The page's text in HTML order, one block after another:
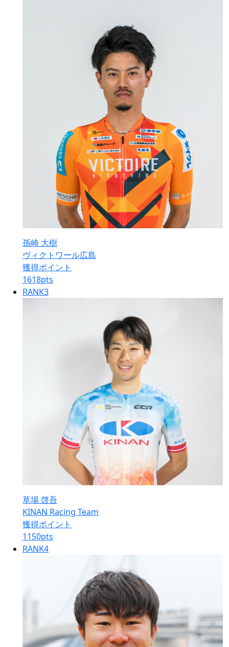
孫崎 大樹
ヴィクトワール広島
獲得ポイント
1618pts
RANK3
草場 啓吾
KINAN Racing Team
獲得ポイント
1150pts
RANK4